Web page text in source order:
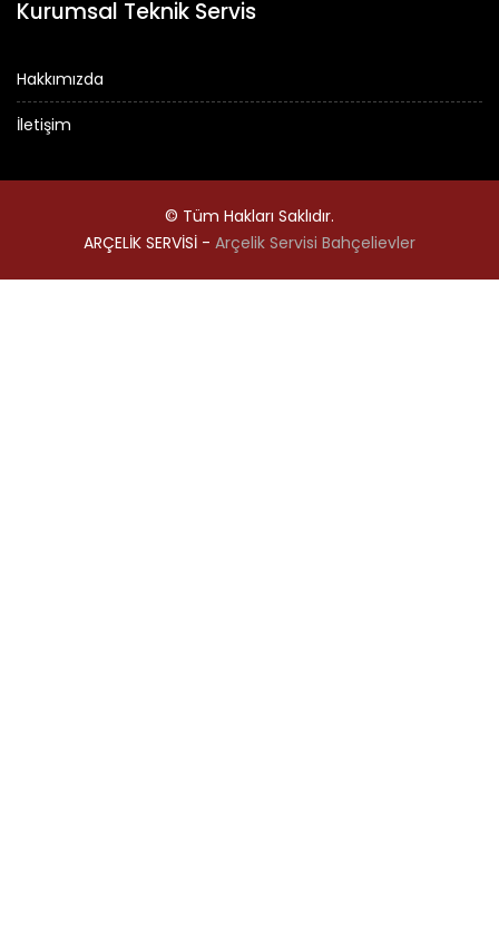
Kurumsal Teknik Servis
Hakkımızda
İletişim
© Tüm Hakları Saklıdır.
ARÇELİK SERVİSİ - Arçelik Servisi Bahçelievler